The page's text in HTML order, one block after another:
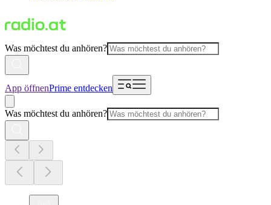
Was möchtest du anhören?
App öffnenPrime entdecken
Was möchtest du anhören?